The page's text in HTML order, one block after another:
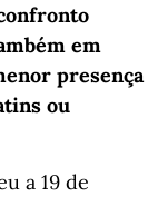
em
presença
ou
a 19 de